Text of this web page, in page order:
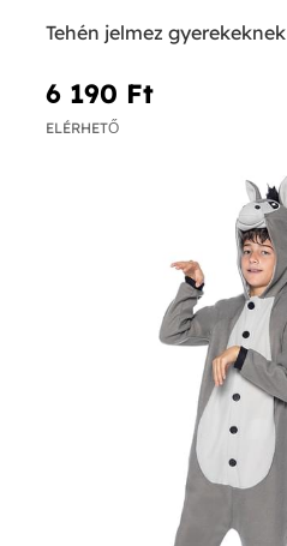
Tehén jelmez gyerekeknek
6 190 Ft‎
ELÉRHETŐ